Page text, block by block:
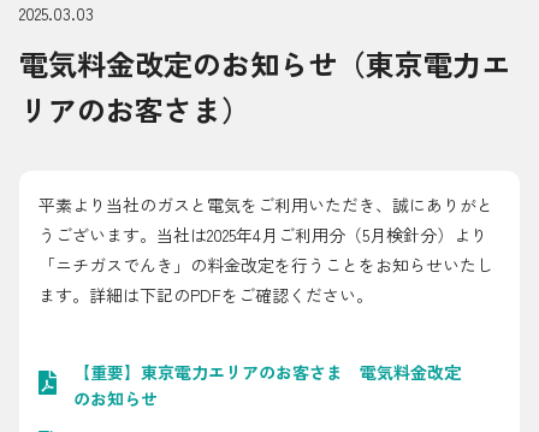
料金
シミュレーション
都市ガス＋でんき
料金
サステナビリテ
採用情報
よくある質問
2025.03.03
電気料金改定のお知らせ（東京電力エ
リアのお客さま）
平素より当社のガスと電気をご利用いただき、誠にありがと
うございます。当社は2025年4月ご利用分（5月検針分）より
「ニチガスでんき」の料金改定を行うことをお知らせいたし
ます。詳細は下記のPDFをご確認ください。
【重要】東京電力エリアのお客さま 電気料金改定
のお知らせ